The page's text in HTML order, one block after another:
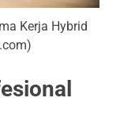
Kerja Hybrid